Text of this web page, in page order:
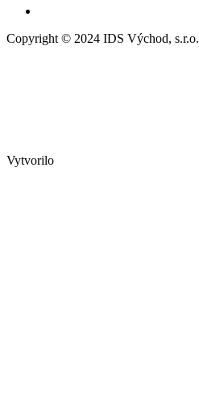
Copyright © 2024 IDS Východ, s.r.o.
Vytvorilo